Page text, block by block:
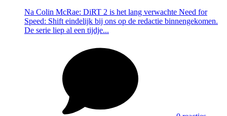
Na Colin McRae: DiRT 2 is het lang verwachte Need for
Speed: Shift eindelijk bij ons op de redactie binnengekomen.
De serie liep al een tijdje...